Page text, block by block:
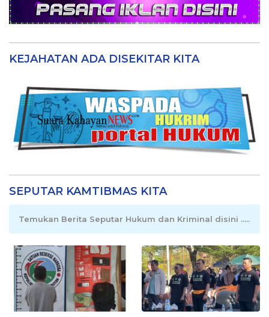
KEJAHATAN ADA DISEKITAR KITA
SEPUTAR KAMTIBMAS KITA
Temukan Berita Seputar Hukum dan Kriminal disini .....